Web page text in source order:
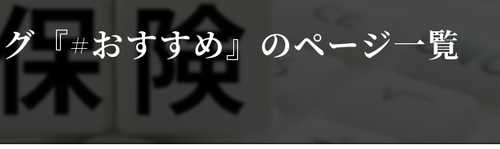
オンライン
『#おすすめ』のページ一覧